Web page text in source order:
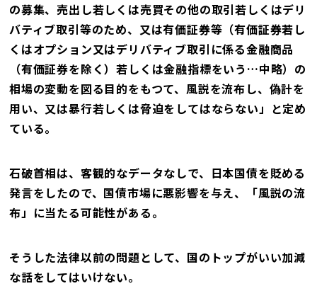
の募集、売出し若しくは売買その他の取引若しくはデリ
バティブ取引等のため、又は有価証券等（有価証券若し
くはオプション又はデリバティブ取引に係る金融商品
（有価証券を除く）若しくは金融指標をいう…中略）の
相場の変動を図る目的をもつて、風説を流布し、偽計を
用い、又は暴行若しくは脅迫をしてはならない」と定め
ている。
石破首相は、客観的なデータなしで、日本国債を貶める
発言をしたので、国債市場に悪影響を与え、「風説の流
布」に当たる可能性がある。
そうした法律以前の問題として、国のトップがいい加減
な話をしてはいけない。